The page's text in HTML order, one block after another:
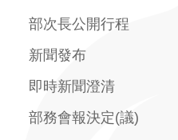
部次長公開行程
新聞發布
即時新聞澄清
部務會報決定(議)